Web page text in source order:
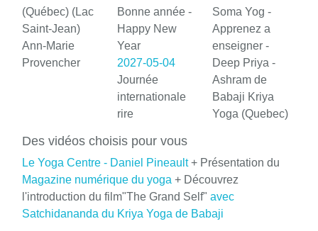
(Québec) (Lac
Saint-Jean)
Ann-Marie
Provencher
Bonne année -
Happy New
Year
2027-05-04
Journée
internationale
rire
Soma Yog -
Apprenez a
enseigner -
Deep Priya -
Ashram de
Babaji Kriya
Yoga (Quebec)
Des vidéos choisis pour vous
Le Yoga Centre - Daniel Pineault+ Présentation du
Magazine numérique du yoga + Découvrez
l'introduction du film"The Grand Self" avec
Satchidananda du Kriya Yoga de Babaji